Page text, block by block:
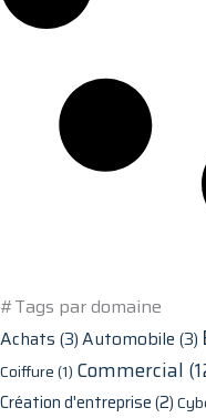
#Tags par domaine
Achats (3)Automobile (3)
Coiffure(1) Commercial
Création d'entreprise(2)